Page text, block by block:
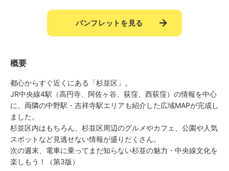
パンフレットを見る
概要
都心からすぐ近くにある「杉並区」。
JR中央線4駅（高円寺、阿佐ヶ谷、荻窪、西荻窪）の情報を中心
に、両隣の中野駅・吉祥寺駅エリアも紹介した広域MAPが完成し
ました。
杉並区内はもちろん、杉並区周辺のグルメやカフェ、公園や人気
スポットなど見逃せない情報が盛りだくさん。
次の週末、電車に乗ってまだ知らない杉並の魅力・中央線文化を
楽しもう！（第3版）